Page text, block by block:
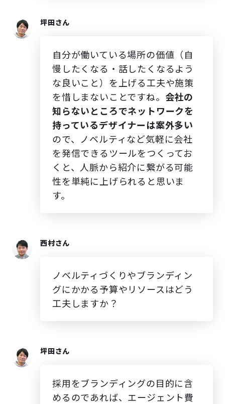
坪田さん
自分が働いている場所の価値（自
慢したくなる・話したくなるよう
な良いこと）を上げる工夫や施策
を惜しまないことですね。 会社の
知らないところでネットワークを
持っているデザイナーは案外多い
ので、ノベルティなど気軽に会社
を発信できるツールをつくってお
くと、人脈から紹介に繋がる可能
性を単純に上げられると思いま
す。
西村さん
ノベルティづくりやブランディン
グにかかる予算やリソースはどう
工夫しますか？
坪田さん
採用をブランディングの目的に含
めるのであれば、エージェント費